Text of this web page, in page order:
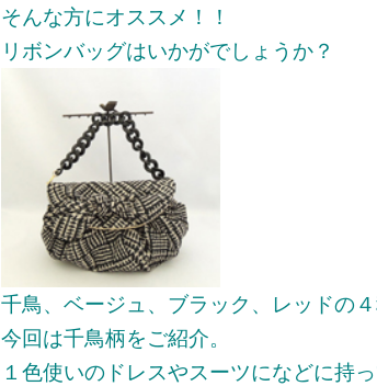
そんな方にオススメ！！
リボンバッグはいかがでしょうか？
千鳥、ベージュ、ブラック、レッドの４
今回は千鳥柄をご紹介。
１色使いのドレスやスーツになどに持